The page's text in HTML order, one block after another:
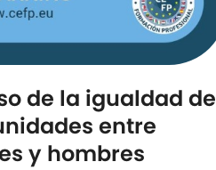
de la igualdad de
entre
y hombres